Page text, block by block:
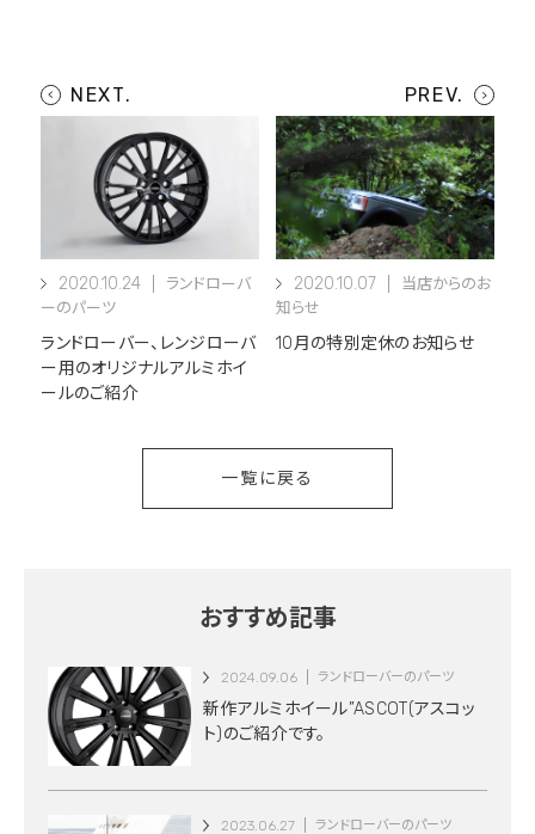
2020.10.24
ランドローバ
ーのパーツ
ランドローバー、レンジローバ
ー用のオリジナルアルミホイ
ールのご紹介
2020.10.07
当店からのお
知らせ
10月の特別定休のお知らせ
一覧に戻る
おすすめ記事
2024.09.06 ランドローバーのパーツ
新作アルミホイール”ASCOT(アスコッ
ト)のご紹介です。
2023.06.27 ランドローバーのパーツ